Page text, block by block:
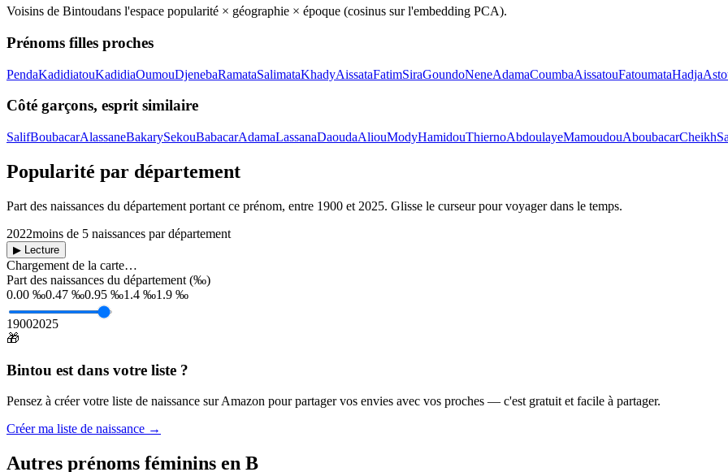
Voisins de Bintoudans l'espace popularité × géographie × époque (cosinus sur l'embedding PCA).
Prénoms filles proches
PendaKadidiatouKadidiaOumouDjenebaRamataSalimataKhadyAissataFatimSiraGoundoNeneAdamaCoumbaAissatouFatoumataHadja
Côté garçons, esprit similaire
SalifBoubacarAlassaneBakarySekouBabacarAdamaLassanaDaoudaAliouModyHamidouThiernoAbdoulayeMamoudouAboubacarCheikh
Popularité par département
Part des naissances du département portant ce prénom, entre 1900 et 2025. Glisse le curseur pour voyager dans le temps.
2022moins de 5 naissances par département
▶ Lecture
Chargement de la carte…
Part des naissances du département (‰)
0.00 ‰0.47 ‰0.95 ‰1.4 ‰1.9 ‰
19002025
🎁
Bintou est dans votre liste ?
Pensez à créer votre liste de naissance sur Amazon pour partager vos envies avec vos proches — c'est gratuit et facile à partager.
Créer ma liste de naissance →
Autres prénoms féminins en B